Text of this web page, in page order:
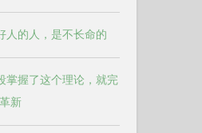
人的人，是不长命的
掌握了这个理论，就完
新